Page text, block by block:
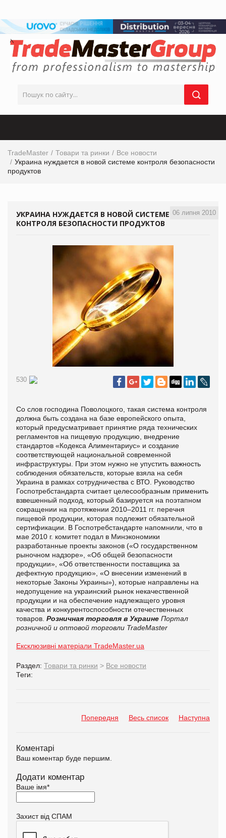
TradeMaster Товари та ринки
Все новости
Украина нуждается в новой системе контроля безопасности
продуктов
06 липня 2010
УКРАИНА НУЖДАЕТСЯ В НОВОЙ СИСТЕМЕ
КОНТРОЛЯ БЕЗОПАСНОСТИ ПРОДУКТОВ
530
Со слов господина Поволоцкого, такая система контроля
должна быть создана на базе европейского опыта,
который предусматривает принятие ряда технических
регламентов на пищевую продукцию, внедрение
стандартов «Кодекса Алиментариус» и создание
соответствующей национальной современной
инфраструктуры. При этом нужно не упустить важность
соблюдения обязательств, которые взяла на себя
Украина в рамках сотрудничества с ВТО. Руководство
Госпотребстандарта считает целесообразным применить
взвешенный подход, который базируется на поэтапном
сокращении на протяжении 2010–2011 гг. перечня
пищевой продукции, которая подлежит обязательной
сертификации. В Госпотребстандарте напомнили, что в
мае 2010 г. комитет подал в Минэкономики
разработанные проекты законов («О государственном
рыночном надзоре», «Об общей безопасности
продукции», «Об ответственности поставщика за
дефектную продукцию», «О внесении изменений в
некоторые Законы Украины»), которые направлены на
недопущение на украинский рынок некачественной
продукции и на обеспечение надлежащего уровня
качества и конкурентоспособности отечественных
товаров. Розничная торговля в Украине Портал
розничной и оптовой торговли TradeMaster
Ексклюзивні матеріали TradeMaster.ua
Раздел: Товари та ринки > Все новости
Теги:
Попередня Весь список Наступна
Коментарі
Ваш коментар буде першим.
Додати коментар
Ваше імя*
Захист від СПАМ